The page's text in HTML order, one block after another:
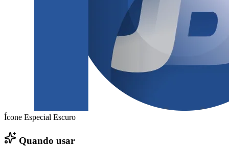
Ícone Especial Escuro
Quando usar